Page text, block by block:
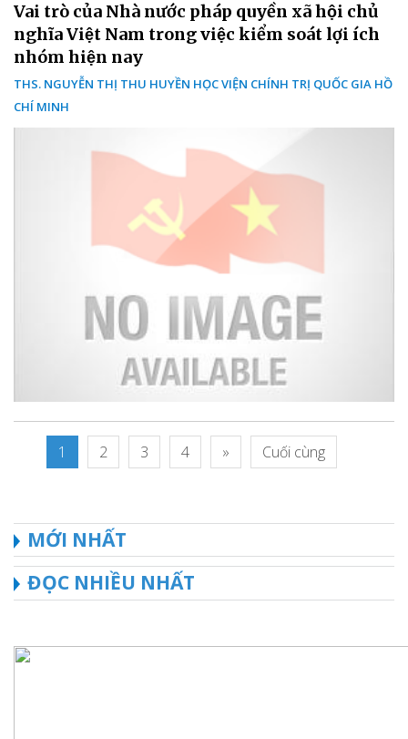
Vai trò của Nhà nước pháp quyền xã hội chủ
nghĩa Việt Nam trong việc kiểm soát lợi ích
nhóm hiện nay
THS. NGUYỄN THỊ THU HUYỀN HỌC VIỆN CHÍNH TRỊ QUỐC GIA HỒ
CHÍ MINH
1 2 3 4 » Cuối cùng
MỚI NHẤT
ĐỌC NHIỀU NHẤT